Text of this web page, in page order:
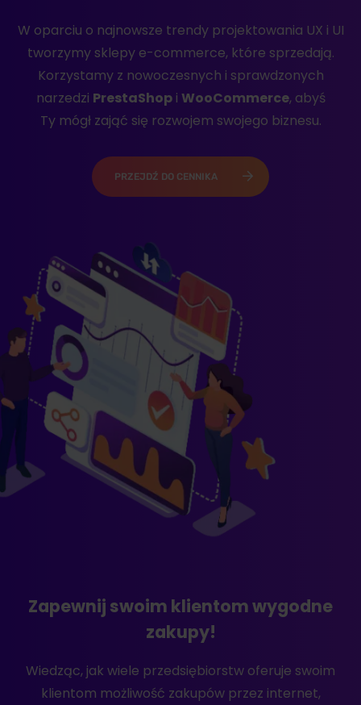
W oparciu o najnowsze trendy projektowania UX i UI
tworzymy sklepy e-commerce, które sprzedają.
Korzystamy z nowoczesnych i sprawdzonych
narzedzi PrestaShopi WooCommerce, abyś
Ty mógł zająć się rozwojem swojego biznesu.
PRZEJDŹ DO CENNIKA
Zapewnij swoim klientom wygodne
zakupy!
Wiedząc, jak wiele przedsiębiorstw oferuje swoim
klientom możliwość zakupów przez internet,